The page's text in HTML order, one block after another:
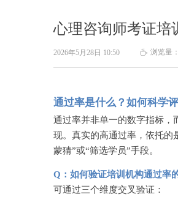
心理咨询师考证培
通过率是什么？如何科学
通过率并非单一的数字指标，
现。真实的高通过率，依托的
蒙猜”或“筛选学员”手段。
Q：如何验证培训机构通过率
可通过三个维度交叉验证：
2026年5月28日 10:50 ꄘ 浏览量：